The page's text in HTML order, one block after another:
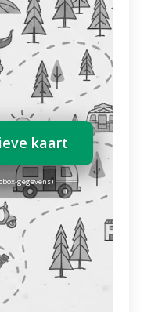
kaart
gegevens)